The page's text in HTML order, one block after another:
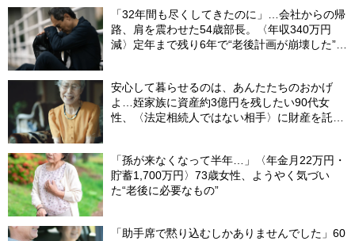
「32年間も尽くしてきたのに」…会社からの帰
路、肩を震わせた54歳部長。〈年収340万円
減〉定年まで残り6年で“老後計画が崩壊した”ワ
安心して暮らせるのは、あんたたちのおかげ
よ…姪家族に資産約3億円を残したい90代女
性、〈法定相続人ではない相手〉に財産を託せ
「孫が来なくなって半年…」〈年金月22万円・
貯蓄1,700万円〉73歳女性、ようやく気づい
た“老後に必要なもの”
「助手席で黙り込むしかありませんでした」60